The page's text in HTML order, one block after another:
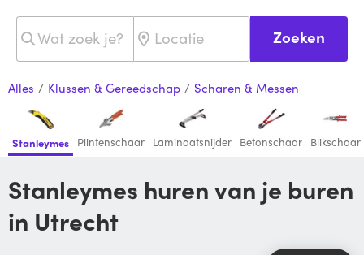
Zoeken
Alles / Klussen & Gereedschap / Scharen & Messen
Stanleymes Plintenschaar Laminaatsnijder Betonschaar Blikschaar
Stanleymes huren van je buren
in Utrecht